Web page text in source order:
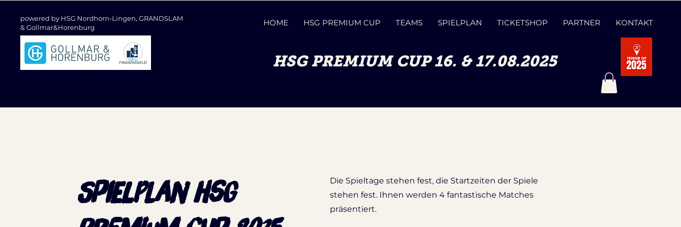
powered by HSG Nordhorn-Lingen, GRANDSLAM
& Gollmar&Horenburg HOME HSG PREMIUM CUP TEAMS SPIELPLAN TICKETSHOP PARTNER KONTAKT
HSG PREMIUM CUP 16. & 17.08.2025
SPIELPLAN HSG
Die Spieltage stehen fest, die Startzeiten der Spiele
stehen fest. Ihnen werden 4 fantastische Matches
präsentiert.